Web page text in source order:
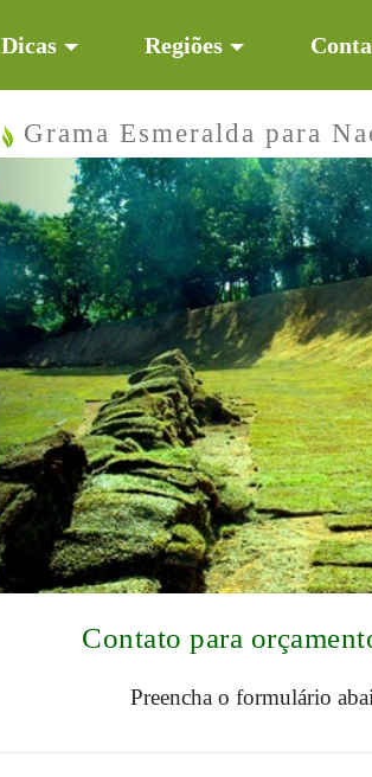
Dicas Regiões
Grama Esmeralda para
Previous
Contato para
Preencha o formulário